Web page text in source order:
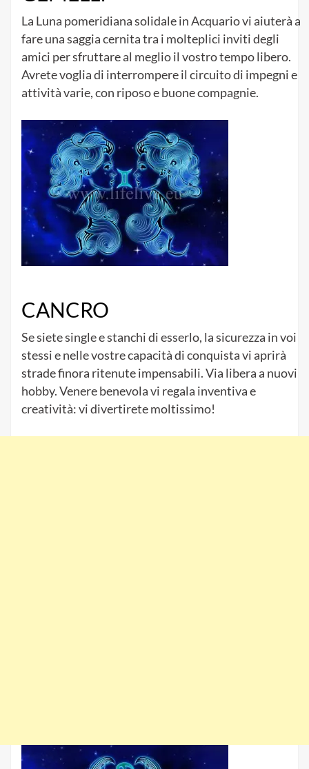
La Luna pomeridiana solidale in Acquario vi aiuterà a
fare una saggia cernita tra i molteplici inviti degli
amici per sfruttare al meglio il vostro tempo libero.
Avrete voglia di interrompere il circuito di impegni e
attività varie, con riposo e buone compagnie.
CANCRO
Se siete single e stanchi di esserlo, la sicurezza in voi
stessi e nelle vostre capacità di conquista vi aprirà
strade finora ritenute impensabili. Via libera a nuovi
hobby. Venere benevola vi regala inventiva e
creatività: vi divertirete moltissimo!